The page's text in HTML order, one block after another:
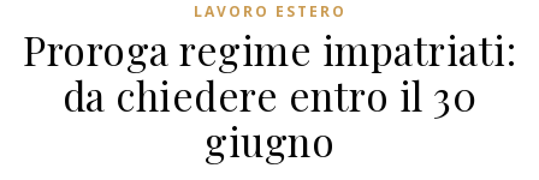
LAVORO ESTERO
Proroga regime impatriati:
da chiedere entro il 30
giugno